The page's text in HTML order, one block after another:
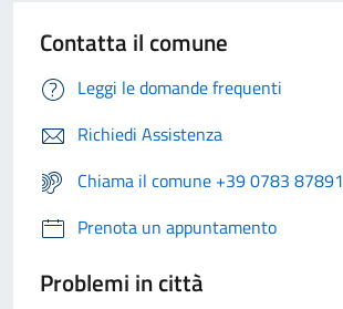
Contatta il comune
Leggi le domande frequenti
Richiedi Assistenza
Chiama il comune +39 0783 87891
Prenota un appuntamento
Problemi in città